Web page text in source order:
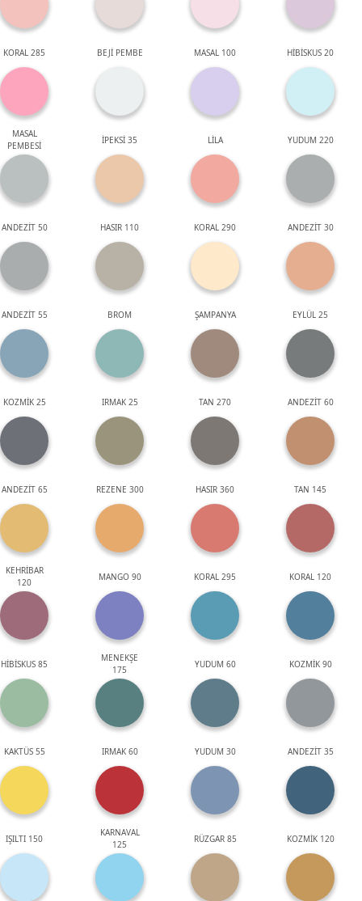
KORAL 285 BEJİ PEMBE MASAL 100 HİBİSKUS 20
MASAL
PEMBESİ
İPEKSİ 35 LİLA YUDUM 220
ANDEZİT 50 HASIR 110 KORAL 290 ANDEZİT 30
ANDEZİT 55 BROM ŞAMPANYA EYLÜL 25
KOZMİK 25 IRMAK 25 TAN 270 ANDEZİT 60
ANDEZİT 65 REZENE 300 HASIR 360 TAN 145
KEHRİBAR
120
MANGO 90 KORAL 295 KORAL 120
HİBİSKUS 85
MENEKŞE
175
YUDUM 60 KOZMİK 90
KAKTÜS 55 IRMAK 60 YUDUM 30 ANDEZİT 35
IŞILTI 150
KARNAVAL
125
RÜZGAR 85 KOZMİK 120